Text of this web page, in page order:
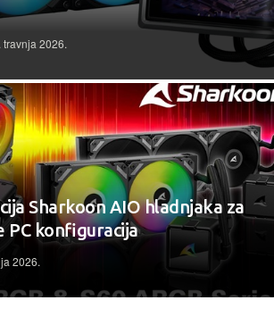
travnja 2026.
Sharkoon AIO hladnjaka za
PC konfiguracija
2026.